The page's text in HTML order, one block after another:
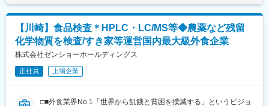
業員研修、コンサルティングなど、店舗経営をサポートしていま
す。
変更の範囲：会社の定める業務
医薬品の研究開発／医薬品の合成・分析／細胞培養・細胞実験／
遺伝子解析・分子生物学実験／タンパク質の精製・評価 など
◎食品・化粧品
食品の研究開発／健康食品・サプリメントの開発／レシピ設計・
試作開発／微生物試験 など
す。
【川崎】食品検査＊HPLC・LC/MS等◆農薬など残留
化学物質を検査/すき家等運営国内最大級外食企業
株式会社ゼンショーホールディングス
正社員 上場企業
□■外食業界No.1「世界から飢餓と貧困を撲滅する」というビジョ